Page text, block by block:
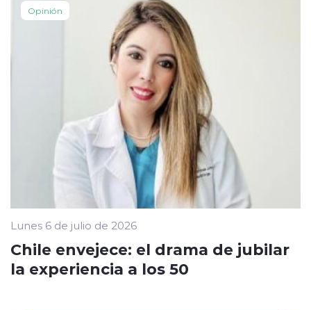
Opinión
Lunes 6 de julio de 2026
Chile envejece: el drama de jubilar
la experiencia a los 50